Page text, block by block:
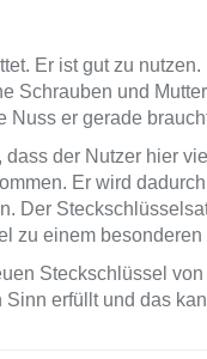
Er ist gut zu
Schrauben und
Nuss er gerade
der Nutzer hier
Er wird
Der
zu einem
Steckschlüssel
erfüllt und das